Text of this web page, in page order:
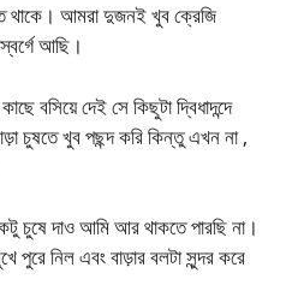
থাকে। আমরা দুজনই খুব ক্রেজি
আছি।
বসিয়ে দেই সে কিছুটা দ্বিধাদন্দে
চুষতে খুব পছন্দ করি কিন্তু এখন না ,
চুষে দাও আমি আর থাকতে পারছি না।
পুরে নিল এবং বাড়ার বলটা সুন্দর করে